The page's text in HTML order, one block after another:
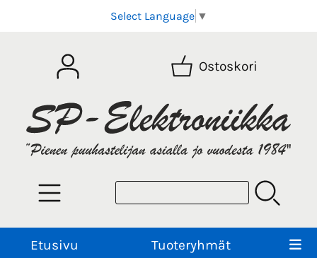
Select Language ▼
Ostoskori
Etusivu Tuoteryhmät